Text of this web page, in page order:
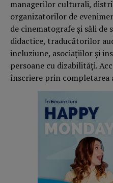
managerilor culturali,
organizatorilor de
de cinematografe și săli de
didactice, traducătorilor
incluziune, asociațiilor și
persoane cu dizabilități.
înscriere prin completarea